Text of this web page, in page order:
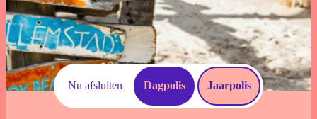
Nu afsluiten Dagpolis Jaarpolis